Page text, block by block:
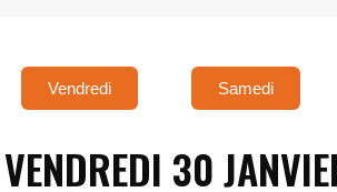
Vendredi Samedi
VENDREDI 30